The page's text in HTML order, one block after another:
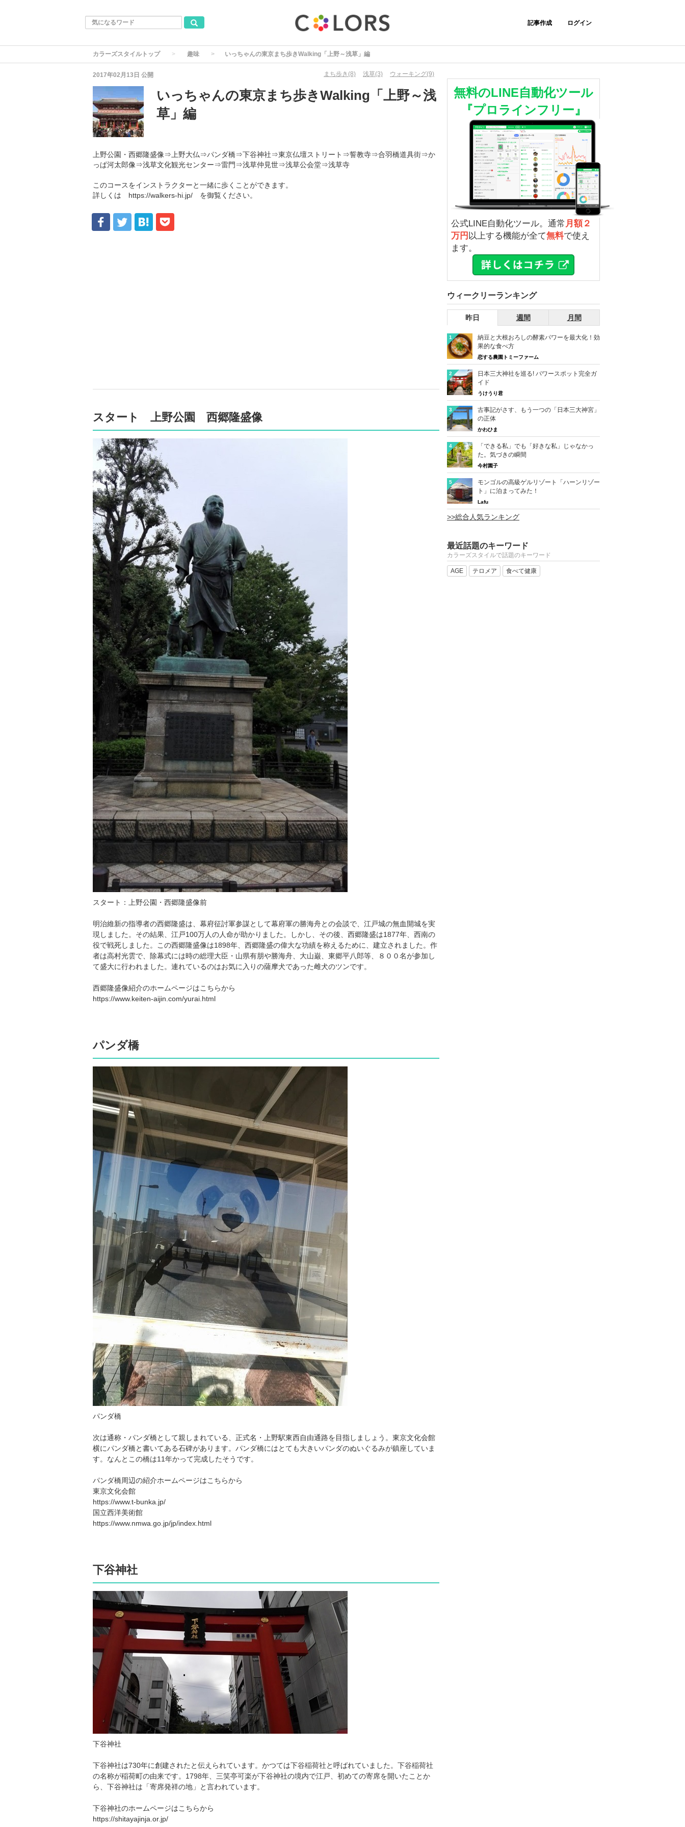
記事作成 ログイン
カラーズスタイルトップ 趣味 いっちゃんの東京まち歩きWalking「上野～浅草」編
2017年02月13日 公開 まち歩き(8) 浅草(3) ウォーキング(9)
いっちゃんの東京まち歩きWalking「上野～浅
草」編
上野公園・西郷隆盛像⇒上野大仏⇒パンダ橋⇒下谷神社⇒東京仏壇ストリート⇒誓教寺⇒合羽橋道具街⇒か
っぱ河太郎像⇒浅草文化観光センター⇒雷門⇒浅草仲見世⇒浅草公会堂⇒浅草寺
このコースをインストラクターと一緒に歩くことができます。
詳しくは https://walkers-hi.jp/ を御覧ください。
スタート 上野公園 西郷隆盛像
スタート：上野公園・西郷隆盛像前
明治維新の指導者の西郷隆盛は、幕府征討軍参謀として幕府軍の勝海舟との会談で、江戸城の無血開城を実
現しました。その結果、江戸100万人の人命が助かりました。しかし、その後、西郷隆盛は1877年、西南の
役で戦死しました。この西郷隆盛像は1898年、西郷隆盛の偉大な功績を称えるために、建立されました。作
者は高村光雲で、除幕式には時の総理大臣・山県有朋や勝海舟、大山巌、東郷平八郎等、８００名が参加し
て盛大に行われました。連れているのはお気に入りの薩摩犬であった雌犬のツンです。
西郷隆盛像紹介のホームページはこちらから
https://www.keiten-aijin.com/yurai.html
パンダ橋
パンダ橋
次は通称・パンダ橋として親しまれている、正式名・上野駅東西自由通路を目指しましょう。東京文化会館
横にパンダ橋と書いてある石碑があります。パンダ橋にはとても大きいパンダのぬいぐるみが鎮座していま
す。なんとこの橋は11年かって完成したそうです。
パンダ橋周辺の紹介ホームページはこちらから
東京文化会館
https://www.t-bunka.jp/
国立西洋美術館
https://www.nmwa.go.jp/jp/index.html
下谷神社
下谷神社
下谷神社は730年に創建されたと伝えられています。かつては下谷稲荷社と呼ばれていました。下谷稲荷社
の名称が稲荷町の由来です。1798年、三笑亭可楽が下谷神社の境内で江戸、初めての寄席を開いたことか
ら、下谷神社は「寄席発祥の地」と言われています。
下谷神社のホームページはこちらから
https://shitayajinja.or.jp/
無料のLINE自動化ツール
『プロラインフリー』
公式LINE自動化ツール。通常 月額２
万円 以上する機能が全て無料で使え
ます。
ウィークリーランキング
昨日 週間 月間
1
納豆と大根おろしの酵素パワーを最大化！効
果的な食べ方
恋する農園トミーファーム
2
日本三大神社を巡る! パワースポット完全ガ
イド
うけうり君
3
古事記がさす、もう一つの「日本三大神宮」
の正体
かわひま
4
「できる私」でも「好きな私」じゃなかっ
た。気づきの瞬間
今村園子
5
モンゴルの高級ゲルリゾート「ハーンリゾー
ト」に泊まってみた！
Lafu
>>総合人気ランキング
最近話題のキーワード
カラーズスタイルで話題のキーワード
AGE テロメア 食べて健康